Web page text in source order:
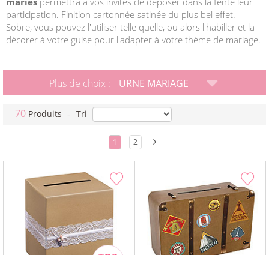
participation. Finition cartonnée satinée du plus bel effet.
Sobre, vous pouvez l'utiliser telle quelle, ou alors l'habiller et la
décorer à votre guise pour l'adapter à votre thème de mariage.
Plus de choix : URNE MARIAGE
70 Produits - Tri
1 2